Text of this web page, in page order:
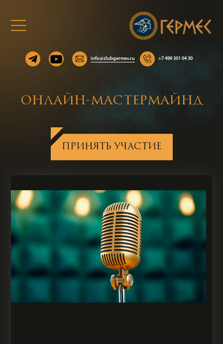
info@clubgermes.ru +7 499 301 04 30
ОНЛАЙН-МАСТЕРМАЙНД
ПРИНЯТЬ УЧАСТИЕ